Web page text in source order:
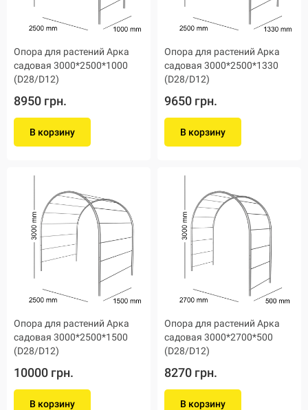
Опора для растений Арка
садовая 3000*2500*1000
(D28/D12)
8950 грн.
В корзину
Опора для растений Арка
садовая 3000*2500*1330
(D28/D12)
9650 грн.
В корзину
Опора для растений Арка
садовая 3000*2500*1500
(D28/D12)
10000 грн.
В корзину
Опора для растений Арка
садовая 3000*2700*500
(D28/D12)
8270 грн.
В корзину